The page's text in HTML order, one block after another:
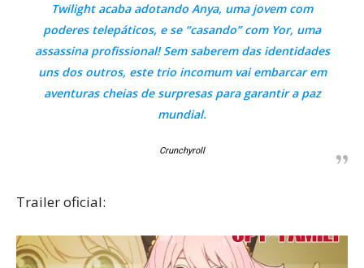
Twilight acaba adotando Anya, uma jovem com
poderes telepáticos, e se “casando” com Yor, uma
assassina profissional! Sem saberem das identidades
uns dos outros, este trio incomum vai embarcar em
aventuras cheias de surpresas para garantir a paz
mundial.
Crunchyroll
Trailer oficial: